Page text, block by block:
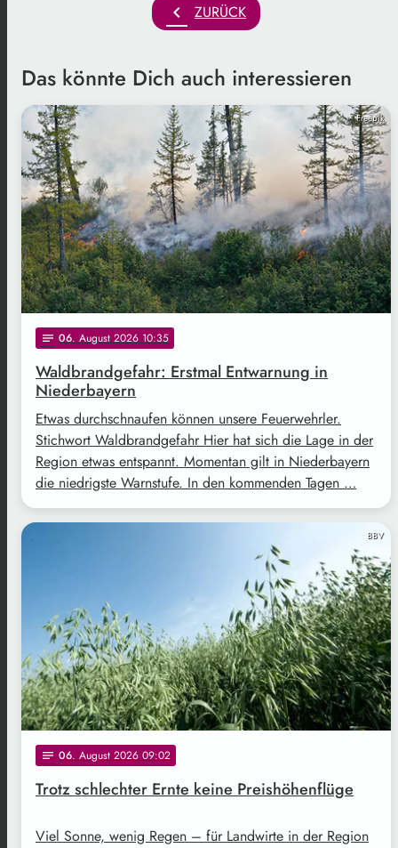
chevron_left ZURÜCK
Das könnte Dich auch interessieren
Freepik
notes 06. August 2026 10:35
Waldbrandgefahr: Erstmal Entwarnung in
Niederbayern
Etwas durchschnaufen können unsere Feuerwehrler.
Stichwort Waldbrandgefahr Hier hat sich die Lage in der
Region etwas entspannt. Momentan gilt in Niederbayern
die niedrigste Warnstufe. In den kommenden Tagen …
BBV
notes 06. August 2026 09:02
Trotz schlechter Ernte keine Preishöhenflüge
Viel Sonne, wenig Regen – für Landwirte in der Region